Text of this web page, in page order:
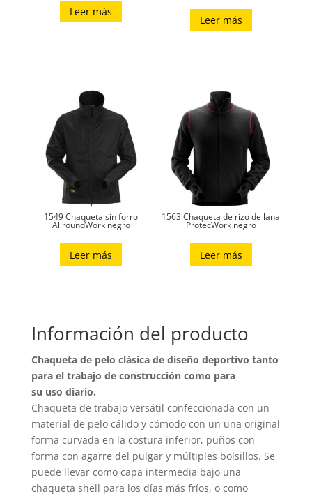
Leer más
Leer más
1549 Chaqueta sin forro
AllroundWork negro
Leer más
1563 Chaqueta de rizo de lana
ProtecWork negro
Leer más
Información del producto
Chaqueta de pelo clásica de diseño deportivo tanto
para el trabajo de construcción como para
su uso diario.
Chaqueta de trabajo versátil confeccionada con un
material de pelo cálido y cómodo con un una original
forma curvada en la costura inferior, puños con
forma con agarre del pulgar y múltiples bolsillos. Se
puede llevar como capa intermedia bajo una
chaqueta shell para los días más fríos, o como